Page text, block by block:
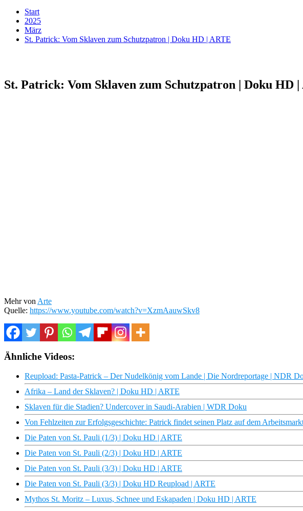
Start
2025
März
St. Patrick: Vom Sklaven zum Schutzpatron | Doku HD | ARTE
St. Patrick: Vom Sklaven zum Schutzpatron | Doku HD |
Mehr von Arte
Quelle: https://www.youtube.com/watch?v=XzmAauwSkv8
Ähnliche Videos:
Reupload: Pasta-Patrick – Der Nudelkönig vom Lande | Die Nordreportage | NDR
Afrika – Land der Sklaven? | Doku HD | ARTE
Sklaven für die Stadien? Undercover in Saudi-Arabien | WDR Doku
Von Fehlzeiten zur Erfolgsgeschichte: Patrick findet seinen Platz auf dem
Die Paten von St. Pauli (1/3) | Doku HD | ARTE
Die Paten von St. Pauli (2/3) | Doku HD | ARTE
Die Paten von St. Pauli (3/3) | Doku HD | ARTE
Die Paten von St. Pauli (3/3) | Doku HD Reupload | ARTE
Mythos St. Moritz – Luxus, Schnee und Eskapaden | Doku HD | ARTE